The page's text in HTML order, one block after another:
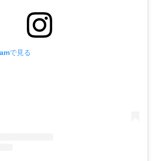
で見る